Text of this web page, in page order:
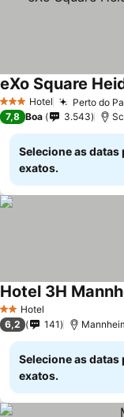
3 EstrelasHotel Perto do
7,8 Boa 3.543
Selecione as
exatos.
2 Estrelas
Hotel
Hotel 3H
6,2 141
Selecione as
exatos.